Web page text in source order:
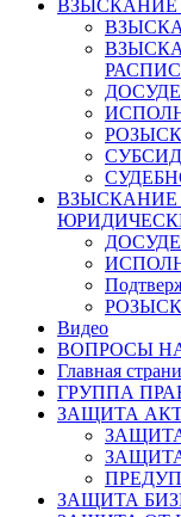
ВЗЫСКАНИЕ
Видео
ВОПРОСЫ
Главная
ГРУППА
ЗАЩИТА
ЗАЩИТА